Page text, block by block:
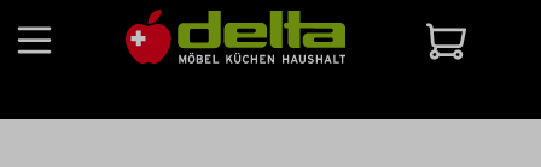
Zum Hauptinhalt springen